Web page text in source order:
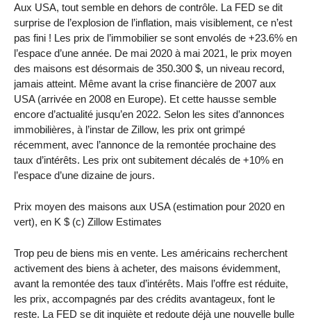
Aux USA, tout semble en dehors de contrôle. La FED se dit
surprise de l’explosion de l’inflation, mais visiblement, ce n’est
pas fini ! Les prix de l’immobilier se sont envolés de +23.6% en
l’espace d’une année. De mai 2020 à mai 2021, le prix moyen
des maisons est désormais de 350.300 $, un niveau record,
jamais atteint. Même avant la crise financière de 2007 aux
USA (arrivée en 2008 en Europe). Et cette hausse semble
encore d’actualité jusqu’en 2022. Selon les sites d’annonces
immobilières, à l’instar de Zillow, les prix ont grimpé
récemment, avec l’annonce de la remontée prochaine des
taux d’intérêts. Les prix ont subitement décalés de +10% en
l’espace d’une dizaine de jours.
Prix moyen des maisons aux USA (estimation pour 2020 en
vert), en K $ (c) Zillow Estimates
Trop peu de biens mis en vente. Les américains recherchent
activement des biens à acheter, des maisons évidemment,
avant la remontée des taux d’intérêts. Mais l’offre est réduite,
les prix, accompagnés par des crédits avantageux, font le
reste. La FED se dit inquiète et redoute déjà une nouvelle bulle